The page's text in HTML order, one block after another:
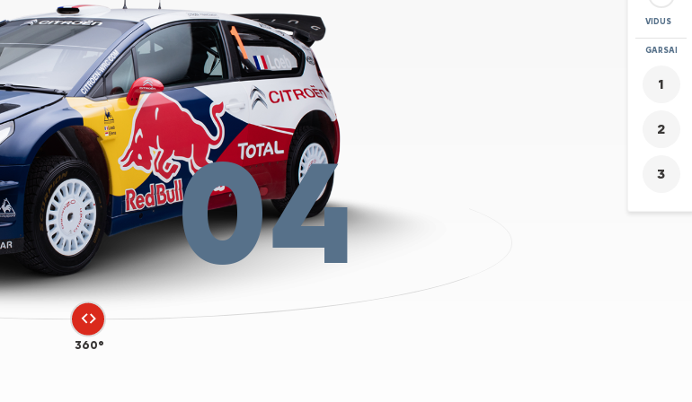
04
360°
VIDUS
PRITRAUKTI
GARSAI